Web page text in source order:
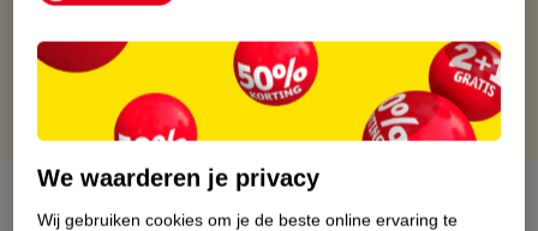
Gratis retourneren binnen 30 dagen
Gratis punten met je Kruidvat kaart
Over dit product
We waarderen je privacy
Wij gebruiken cookies om je de beste online ervaring te